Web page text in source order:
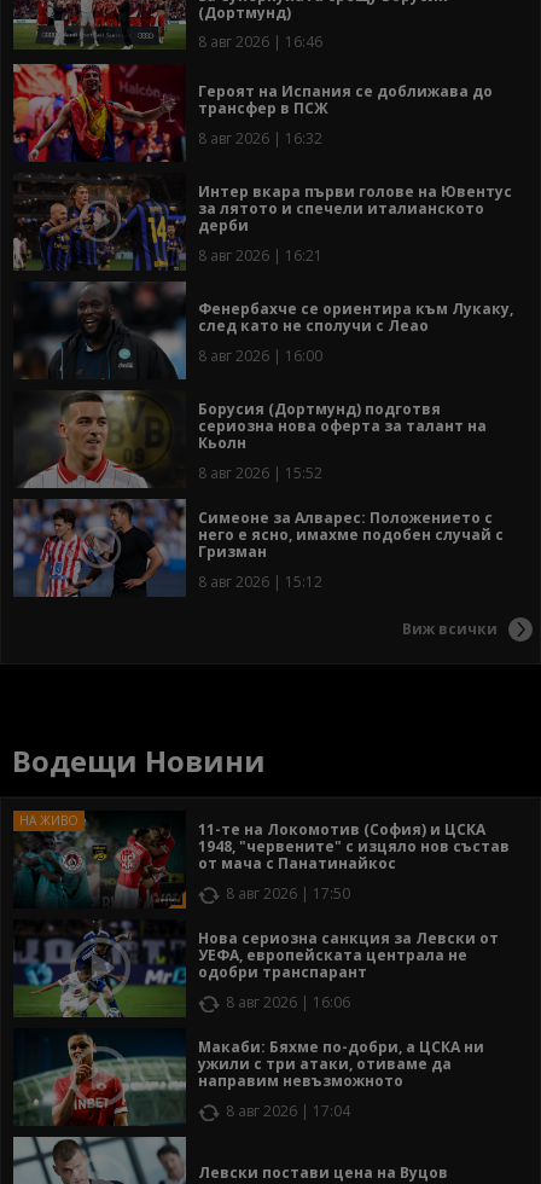
(Дортмунд)
8 авг 2026 | 16:46
Героят на Испания се доближава до
трансфер в ПСЖ
8 авг 2026 | 16:32
Интер вкара първи голове на Ювентус
за лятото и спечели италианското
дерби
8 авг 2026 | 16:21
Фенербахче се ориентира към Лукаку,
след като не сполучи с Леао
8 авг 2026 | 16:00
Борусия (Дортмунд) подготвя
сериозна нова оферта за талант на
Кьолн
8 авг 2026 | 15:52
Симеоне за Алварес: Положението с
него е ясно, имахме подобен случай с
Гризман
8 авг 2026 | 15:12
Виж всички
Водещи Новини
11-те на Локомотив (София) и ЦСКА
1948, "червените" с изцяло нов състав
от мача с Панатинайкос
8 авг 2026 | 17:50
Нова сериозна санкция за Левски от
УЕФА, европейската централа не
одобри транспарант
8 авг 2026 | 16:06
Макаби: Бяхме по-добри, а ЦСКА ни
ужили с три атаки, отиваме да
направим невъзможното
8 авг 2026 | 17:04
Левски постави цена на Вуцов